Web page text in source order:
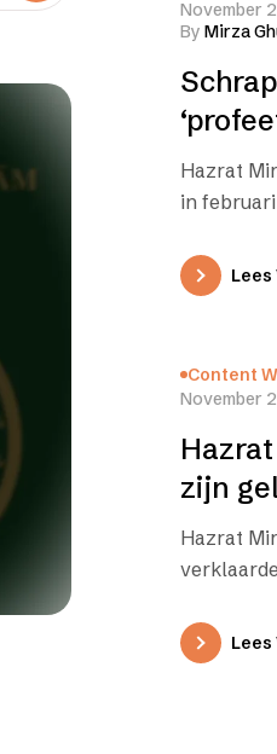
November
By Mirza
door
Hazrat
in februari
kwestieLees
Content
November
zijn
Hazrat
Heilige
Khatamun…
Lees